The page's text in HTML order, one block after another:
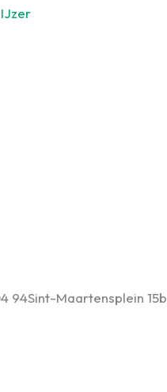
94Sint-Maartensplein 15b